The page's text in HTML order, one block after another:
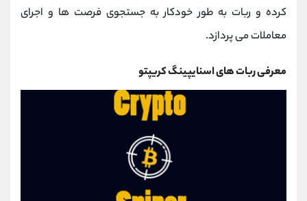
کرده و ربات به طور خودکار به جستجوی فرصت ‌ها و اجرای
معاملات می ‌پردازد.
معرفی ربات های اسنایپینگ کریپتو